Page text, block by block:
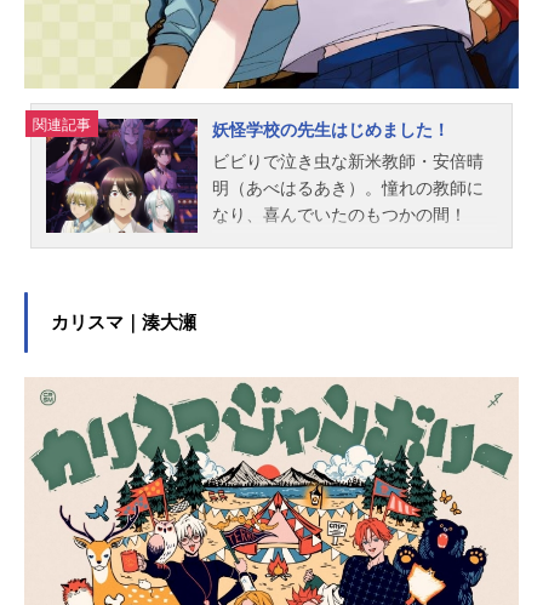
関連記事
妖怪学校の先生はじめました！
ビビりで泣き虫な新米教師・安倍晴
明（あべはるあき）。憧れの教師に
なり、喜んでいたのもつかの間！
師・晴明と、個性が大渋滞の妖怪生
徒＆先生たちの、奇妙でにぎやかな
日常を描く、愉快☆痛快☆妖怪☆学
園コメディ！授業開始！作品名妖怪
学校の先生はじめました！放送形態T
Vアニメスケジュール2024年10月8日
（火）～2025年3月25日（火）TOKY
OMX・ABCテレビほか話数全24話キ
ャスト安倍晴明：逢坂良太佐野命：
カリスマ｜湊大瀬